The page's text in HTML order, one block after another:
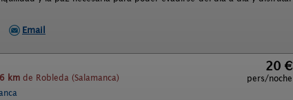
Email
km de Robleda (Salamanca)
20 €
pers/noche